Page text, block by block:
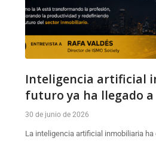
Inteligencia artificial
futuro ya ha llegado a
30 de junio de 2026
La inteligencia artificial inmobiliaria ha